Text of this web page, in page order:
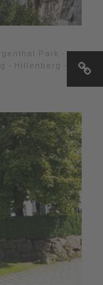
Park -
- Hillenberg -